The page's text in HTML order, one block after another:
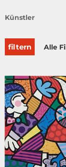
Künstler
filtern Alle